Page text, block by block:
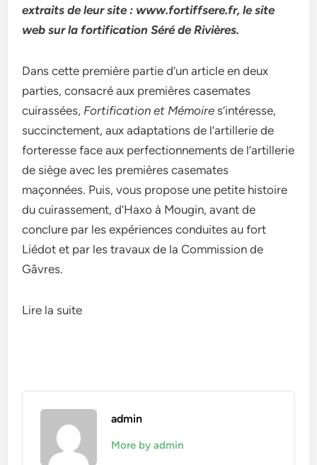
extraits de leur site : www.fortiffsere.fr, le site
web sur la fortification Séré de Rivières.
Dans cette première partie d’un article en deux
parties, consacré aux premières casemates
cuirassées, Fortification et Mémoire s’intéresse,
succinctement, aux adaptations de l’artillerie de
forteresse face aux perfectionnements de l’artillerie
de siège avec les premières casemates
maçonnées. Puis, vous propose une petite histoire
du cuirassement, d’Haxo à Mougin, avant de
conclure par les expériences conduites au fort
Liédot et par les travaux de la Commission de
Gâvres.
Lire la suite
admin
More by admin